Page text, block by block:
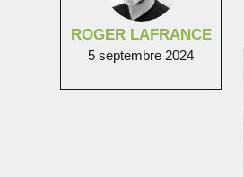
ROGER LAFRANCE
5 septembre 2024